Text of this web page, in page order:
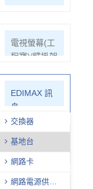
電視螢幕(工
程寶)/壁掛架
EDIMAX 訊
舟
交換器
基地台
網路卡
網路電源供應 /
保全防盜